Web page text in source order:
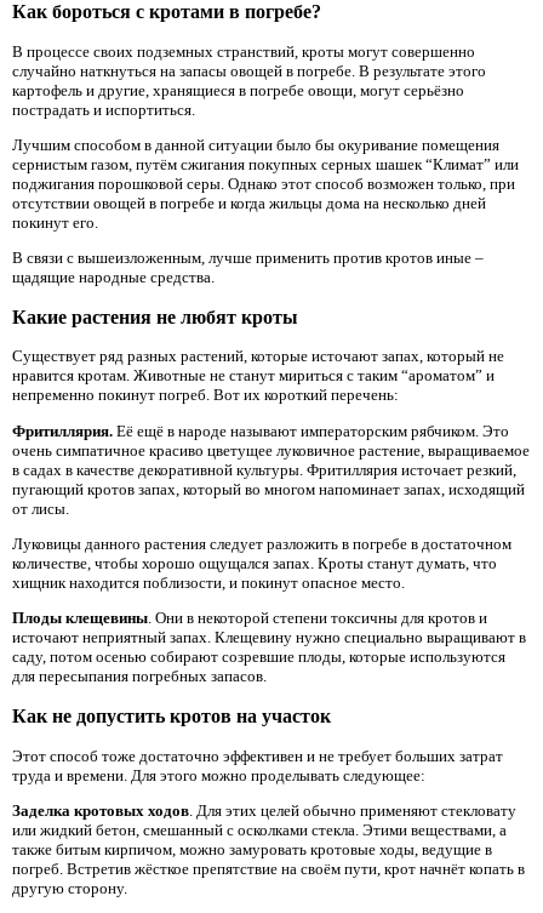
Как бороться с кротами в погребе?
В процессе своих подземных странствий, кроты могут совершенно
случайно наткнуться на запасы овощей в погребе. В результате этого
картофель и другие, хранящиеся в погребе овощи, могут серьёзно
пострадать и испортиться.
Лучшим способом в данной ситуации было бы окуривание помещения
сернистым газом, путём сжигания покупных серных шашек “Климат” или
поджигания порошковой серы. Однако этот способ возможен только, при
отсутствии овощей в погребе и когда жильцы дома на несколько дней
покинут его.
В связи с вышеизложенным, лучше применить против кротов иные –
щадящие народные средства.
Какие растения не любят кроты
Существует ряд разных растений, которые источают запах, который не
нравится кротам. Животные не станут мириться с таким “ароматом” и
непременно покинут погреб. Вот их короткий перечень:
Фритиллярия. Её ещё в народе называют императорским рябчиком. Это
очень симпатичное красиво цветущее луковичное растение, выращиваемое
в садах в качестве декоративной культуры. Фритиллярия источает резкий,
пугающий кротов запах, который во многом напоминает запах, исходящий
от лисы.
Луковицы данного растения следует разложить в погребе в достаточном
количестве, чтобы хорошо ощущался запах. Кроты станут думать, что
хищник находится поблизости, и покинут опасное место.
Плоды клещевины. Они в некоторой степени токсичны для кротов и
источают неприятный запах. Клещевину нужно специально выращивают в
саду, потом осенью собирают созревшие плоды, которые используются
для пересыпания погребных запасов.
Как не допустить кротов на участок
Этот способ тоже достаточно эффективен и не требует больших затрат
труда и времени. Для этого можно проделывать следующее:
Заделка кротовых ходов . Для этих целей обычно применяют стекловату
или жидкий бетон, смешанный с осколками стекла. Этими веществами, а
также битым кирпичом, можно замуровать кротовые ходы, ведущие в
погреб. Встретив жёсткое препятствие на своём пути, крот начнёт копать в
другую сторону.